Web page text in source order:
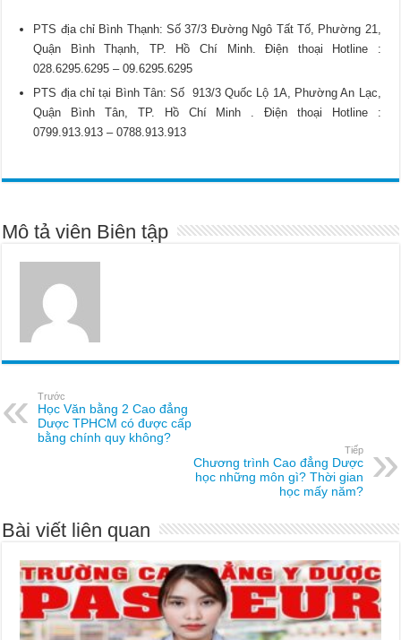
PTS địa chỉ Bình Thạnh: Số 37/3 Đường Ngô Tất Tố, Phường 21,
Quận Bình Thạnh, TP. Hồ Chí Minh. Điện thoại Hotline :
028.6295.6295 – 09.6295.6295
PTS địa chỉ tại Bình Tân: Số 913/3 Quốc Lộ 1A, Phường An Lạc,
Quận Bình Tân, TP. Hồ Chí Minh . Điện thoại Hotline :
0799.913.913 – 0788.913.913
Mô tả viên Biên tập
Trước
Học Văn bằng 2 Cao đẳng
Dược TPHCM có được cấp
bằng chính quy không?
Tiếp
Chương trình Cao đẳng Dược
học những môn gì? Thời gian
học mấy năm?
Bài viết liên quan